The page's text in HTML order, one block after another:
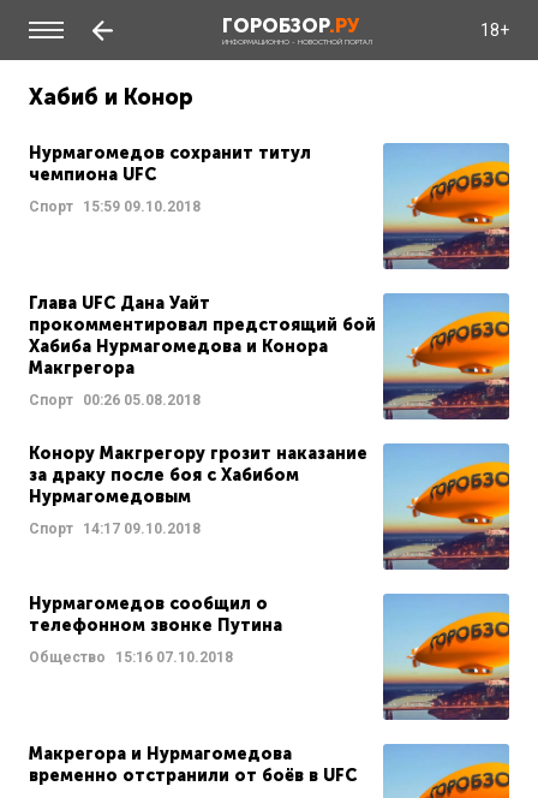
ГОРОБЗОР.РУ
ИНФОРМАЦИОННО - НОВОСТНОЙ ПОРТАЛ
18+
Хабиб и Конор
Нурмагомедов сохранит титул
чемпиона UFС
Спорт 15:59 09.10.2018
Глава UFC Дана Уайт
прокомментировал предстоящий бой
Хабиба Нурмагомедова и Конора
Макгрегора
Спорт 00:26 05.08.2018
Конору Макгрегору грозит наказание
за драку после боя с Хабибом
Нурмагомедовым
Спорт 14:17 09.10.2018
Нурмагомедов сообщил о
телефонном звонке Путина
Общество 15:16 07.10.2018
Макрегора и Нурмагомедова
временно отстранили от боёв в UFC